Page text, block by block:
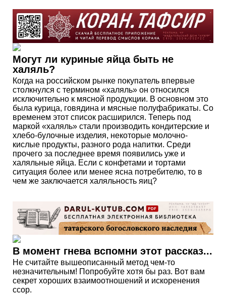
Могут ли куриные яйца быть не
халяль?
Когда на российском рынке покупатель впервые
столкнулся с термином «халяль» он относился
исключительно к мясной продукции. В основном это
была курица, говядина и мясные полуфабрикаты. Со
временем этот список расширился. Теперь под
маркой «халяль» стали производить кондитерские и
хлебо-булочные изделия, некоторые молочно-
кислые продукты, разного рода напитки. Среди
прочего за последнее время появились уже и
халяльные яйца. Если с конфетами и тортами
ситуация более или менее ясна потребителю, то в
чем же заключается халяльность яиц?
В момент гнева вспомни этот рассказ...
Не считайте вышеописанный метод чем-то
незначительным! Попробуйте хотя бы раз. Вот вам
секрет хороших взаимоотношений и искоренения
ссор.